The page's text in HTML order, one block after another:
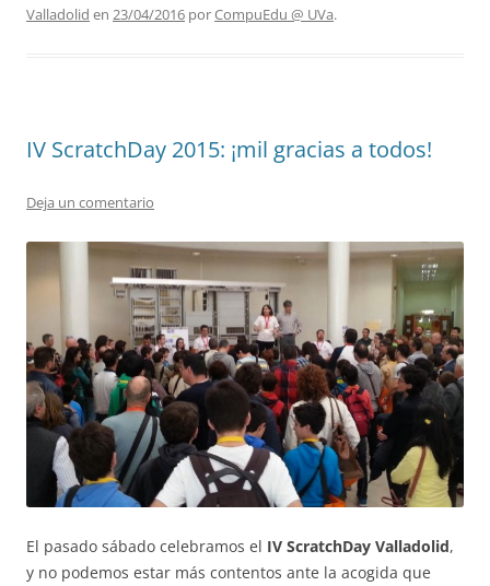
Valladolid en 23/04/2016 porCompuEdu @ UVa.
IV ScratchDay 2015: ¡mil gracias a todos!
Deja un comentario
El pasado sábado celebramos el IV ScratchDay Valladolid,
y no podemos estar más contentos ante la acogida que